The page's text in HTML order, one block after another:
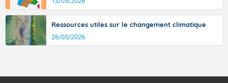
Ressources utiles sur le changement climatique
26/05/2026